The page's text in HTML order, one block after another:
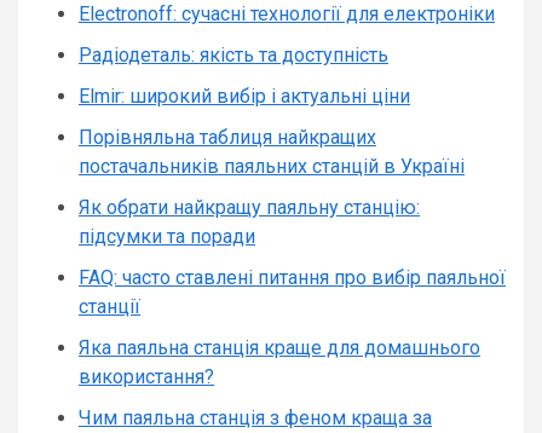
Electronoff: сучасні технології для електроніки
Радіодеталь: якість та доступність
Elmir: широкий вибір і актуальні ціни
Порівняльна таблиця найкращих
постачальників паяльних станцій в Україні
Як обрати найкращу паяльну станцію:
підсумки та поради
FAQ: часто ставлені питання про вибір паяльної
станції
Яка паяльна станція краще для домашнього
використання?
Чим паяльна станція з феном краща за